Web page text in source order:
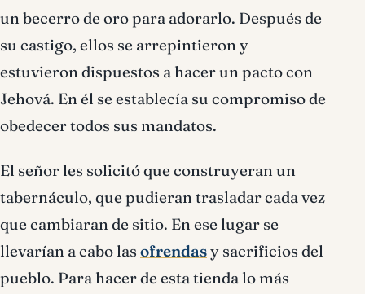
un becerro de oro para adorarlo. Después de
su castigo, ellos se arrepintieron y
estuvieron dispuestos a hacer un pacto con
Jehová. En él se establecía su compromiso de
obedecer todos sus mandatos.
El señor les solicitó que construyeran un
tabernáculo, que pudieran trasladar cada vez
que cambiaran de sitio. En ese lugar se
llevarían a cabo las ofrendasy sacrificios del
pueblo. Para hacer de esta tienda lo más